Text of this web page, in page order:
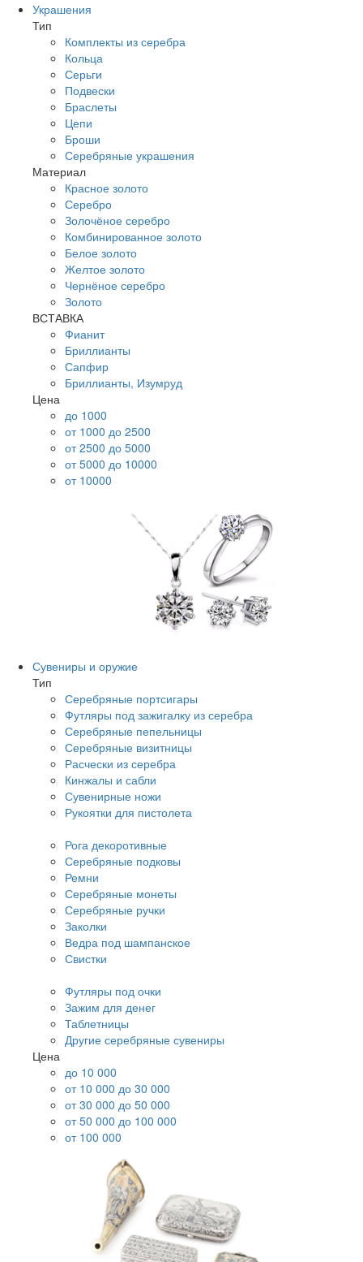
Украшения
Тип
Комплекты из серебра
Кольца
Серьги
Подвески
Браслеты
Цепи
Броши
Серебряные украшения
Материал
Красное золото
Серебро
Золочёное серебро
Комбинированное золото
Белое золото
Желтое золото
Чернёное серебро
Золото
ВСТАВКА
Фианит
Бриллианты
Сапфир
Бриллианты, Изумруд
Цена
до 1000
от 1000 до 2500
от 2500 до 5000
от 5000 до 10000
от 10000
Сувениры и оружие
Тип
Серебряные портсигары
Футляры под зажигалку из серебра
Серебряные пепельницы
Серебряные визитницы
Расчески из серебра
Кинжалы и сабли
Сувенирные ножи
Рукоятки для пистолета
Рога декоротивные
Серебряные подковы
Ремни
Серебряные монеты
Серебряные ручки
Заколки
Ведра под шампанское
Свистки
Футляры под очки
Зажим для денег
Таблетницы
Другие серебряные сувениры
Цена
до 10 000
от 10 000 до 30 000
от 30 000 до 50 000
от 50 000 до 100 000
от 100 000